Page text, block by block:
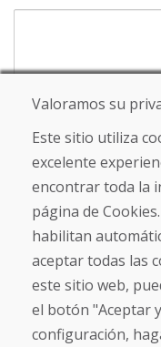
Nombre y apellido
Correo electrónico
Enviar
Valoramos su
Este sitio utiliza
excelente
encontrar toda la
página de
habilitan
aceptar todas las
este sitio web,
el botón "Aceptar
configuración,